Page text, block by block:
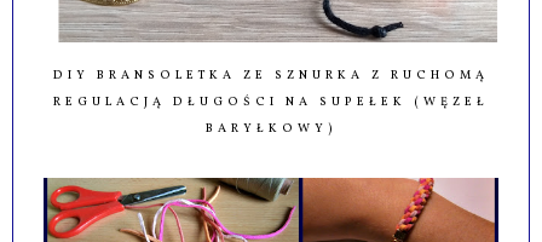
DIY BRANSOLETKA ZE SZNURKA Z RUCHOMĄ
REGULACJĄ DŁUGOŚCI NA SUPEŁEK (WĘZEŁ
BARYŁKOWY)